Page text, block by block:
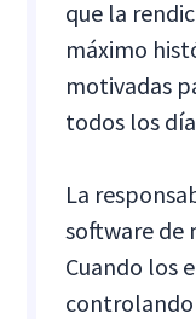
que la
máximo
motivadas
todos los
La
software de
Cuando los
controlando